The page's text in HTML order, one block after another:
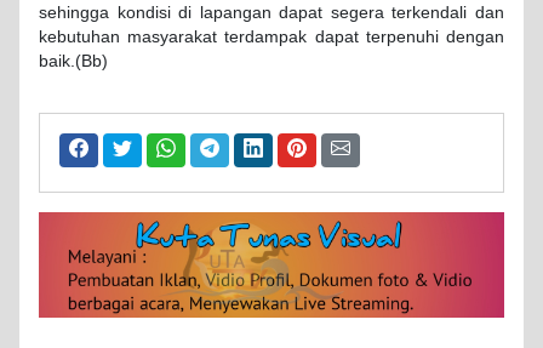
sehingga kondisi di lapangan dapat segera terkendali dan
kebutuhan masyarakat terdampak dapat terpenuhi dengan
baik.(Bb)